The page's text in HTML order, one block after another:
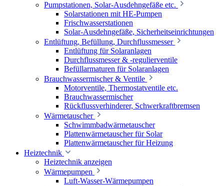
Pumpstationen, Solar-Ausdehngefäße etc.
Solarstationen mit HE-Pumpen
Frischwasserstationen
Solar-Ausdehngefäße, Sicherheitseinrichtungen
Entlüftung, Befüllung, Durchflussmesser
Entlüftung für Solaranlagen
Durchflussmesser & -regulierventile
Befüllarmaturen für Solaranlagen
Brauchwassermischer & Ventile
Motorventile, Thermostatventile etc.
Brauchwassermischer
Rückflussverhinderer, Schwerkraftbremsen
Wärmetauscher
Schwimmbadwärmetauscher
Plattenwärmetauscher für Solar
Plattenwärmetauscher für Heizung
Heiztechnik
Heiztechnik anzeigen
Wärmepumpen
Luft-Wasser-Wärmepumpen